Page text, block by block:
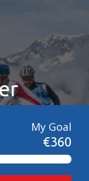
My Goal
€360